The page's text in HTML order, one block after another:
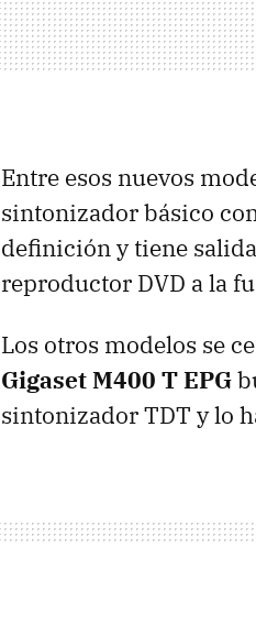
Entre esos nuevos
sintonizador básico
definición y tiene salida
reproductor DVD a la
Los otros modelos se
Gigaset M400 T EPG
sintonizadorTDT y lo